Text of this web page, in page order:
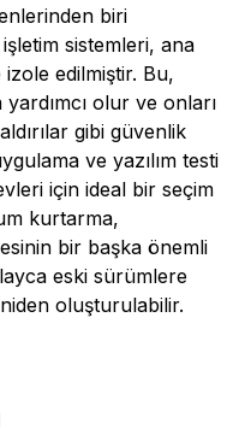
biri
sistemleri, ana
edilmiştir. Bu,
olur ve onları
gibi güvenlik
ve yazılım testi
için ideal bir seçim
kurtarma,
bir başka önemli
eski sürümlere
oluşturulabilir.